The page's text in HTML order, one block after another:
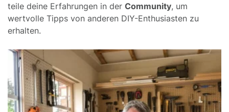
teile deine Erfahrungen in der Community, um
wertvolle Tipps von anderen DIY-Enthusiasten zu
erhalten.